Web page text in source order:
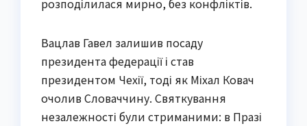
розподілилася мирно, без конфліктів.
Вацлав Гавел залишив посаду
президента федерації і став
президентом Чехії, тоді як Міхал Ковач
очолив Словаччину. Святкування
незалежності були стриманими: в Празі